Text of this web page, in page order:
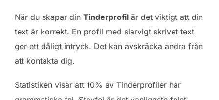
När du skapar din Tinderprofil är det viktigt att din
text är korrekt. En profil med slarvigt skrivet text
ger ett dåligt intryck. Det kan avskräcka andra från
att kontakta dig.
Statistiken visar att 10% av Tinderprofiler har